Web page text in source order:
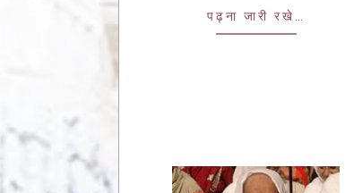
पढ़ना जारी रखे…
सुशीला देवी बांठिया (SUSHILA DEVI BANTHIA)